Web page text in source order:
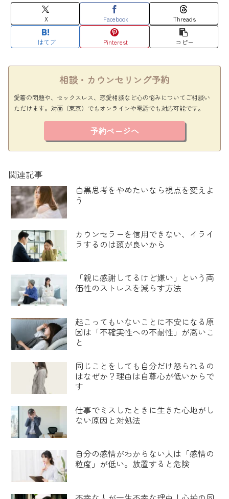
X Facebook Threads
はてブ Pinterest コピー
相談・カウンセリング予約
愛着の問題や、セックスレス、恋愛相談など心の悩みについてご相談い
ただけます。対面（東京）でもオンラインや電話でも対応可能です。
予約ページへ
関連記事
白黒思考をやめたいなら視点を変えよ
う
カウンセラーを信用できない、イライ
ラするのは頭が良いから
「親に感謝してるけど嫌い」という両
価性のストレスを減らす方法
起こってもいないことに不安になる原
因は「不確実性への不耐性」が高いこ
と
同じことをしても自分だけ怒られるの
はなぜか？理由は自尊心が低いからで
す
仕事でミスしたときに生きた心地がし
ない原因と対処法
自分の感情がわからない人は「感情の
粒度」が低い。放置すると危険